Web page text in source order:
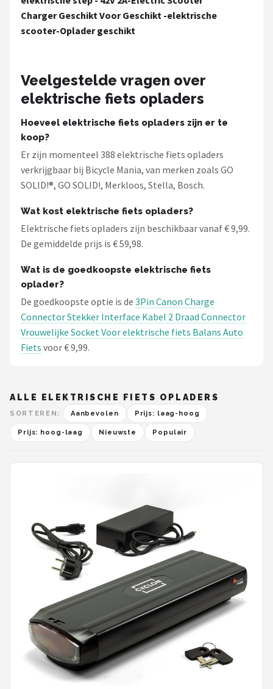
Charger Geschikt Voor Geschikt -elektrische
scooter-Oplader geschikt
Veelgestelde vragen over
elektrische fiets opladers
Hoeveel elektrische fiets opladers zijn er te
koop?
Er zijn momenteel 388 elektrische fiets opladers
verkrijgbaar bij Bicycle Mania, van merken zoals GO
SOLID!®, GO SOLID!, Merkloos, Stella, Bosch.
Wat kost elektrische fiets opladers?
Elektrische fiets opladers zijn beschikbaar vanaf € 9,99.
De gemiddelde prijs is € 59,98.
Wat is de goedkoopste elektrische fiets
oplader?
De goedkoopste optie is de 3Pin Canon Charge
Connector Stekker Interface Kabel 2 Draad Connector
Vrouwelijke Socket Voor elektrische fiets Balans Auto
Fiets voor € 9,99.
ALLE ELEKTRISCHE FIETS OPLADERS
SORTEREN: Aanbevolen Prijs: laag-hoog
Prijs: hoog-laag Nieuwste Populair